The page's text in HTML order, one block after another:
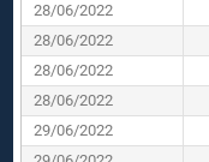
28/06/2022
28/06/2022
28/06/2022
28/06/2022
29/06/2022